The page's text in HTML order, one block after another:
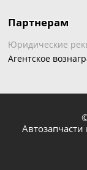
Партнерам
Юридические
Агентское